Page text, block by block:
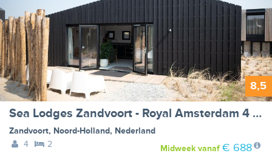
8,5
Sea Lodges Zandvoort - Royal Amsterdam 4 - one dog allowed
Zandvoort, Noord-Holland, Nederland
4
2 Midweekvanaf € 688